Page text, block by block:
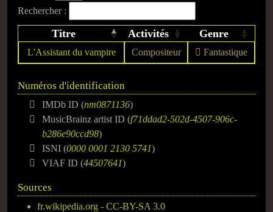
Rechercher :
Titre Activités Genre
L'Assistant du vampire Compositeur Fantastique
Numéros d'identification
IMDb ID (nm0871136)
MusicBrainz artist ID (f71ddad2-502d-4507-906c-
b286e90ccd98)
ISNI (0000 0001 2130 5741)
VIAF ID (44507641)
Sources
fr.wikipedia.org - CC-BY-SA 3.0